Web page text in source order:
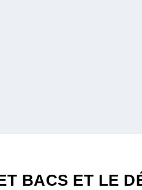
BACS ET LE